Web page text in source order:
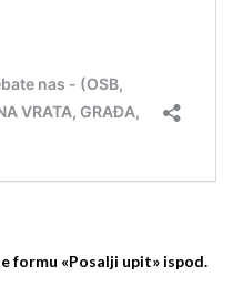
formu «Posalji upit» ispod.